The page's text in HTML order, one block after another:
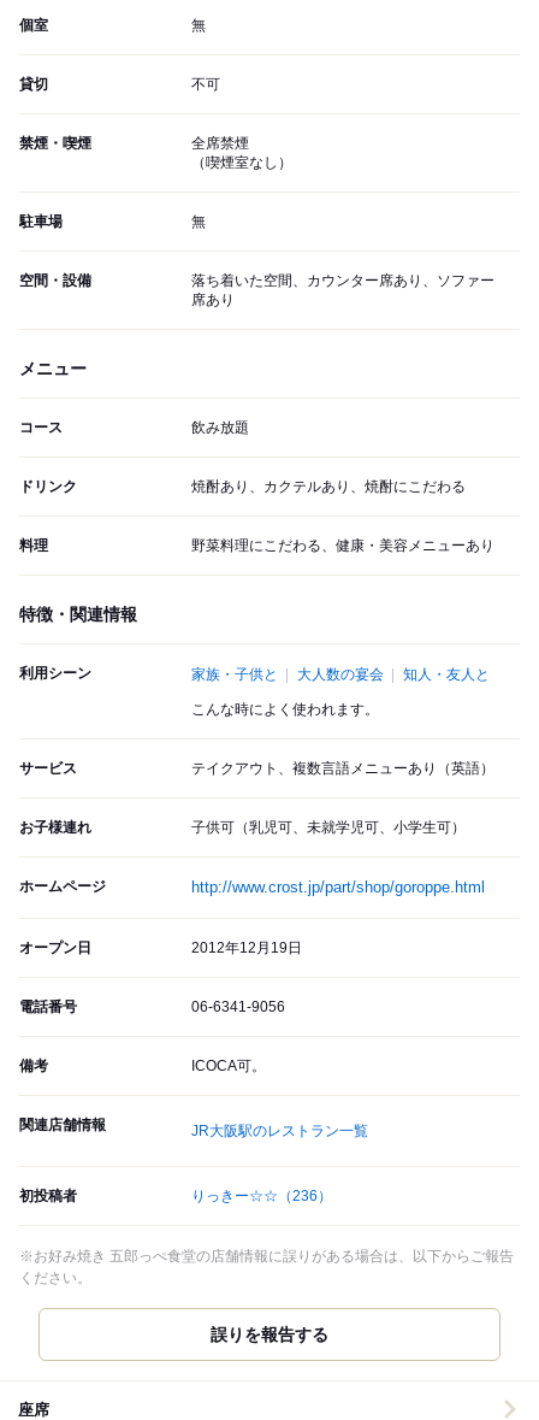
個室 無
貸切 不可
禁煙・喫煙
全席禁煙
（喫煙室なし）
駐車場 無
空間・設備
落ち着いた空間、カウンター席あり、ソファー
席あり
メニュー
コース 飲み放題
ドリンク 焼酎あり、カクテルあり、焼酎にこだわる
料理 野菜料理にこだわる、健康・美容メニューあり
特徴・関連情報
利用シーン 家族・子供と 大人数の宴会 知人・友人と
こんな時によく使われます。
サービス テイクアウト、複数言語メニューあり（英語）
お子様連れ 子供可（乳児可、未就学児可、小学生可）
ホームページ http://www.crost.jp/part/shop/goroppe.html
オープン日 2012年12月19日
電話番号 06-6341-9056
備考 ICOCA可。
関連店舗情報 JR大阪駅のレストラン一覧
初投稿者 りっきー☆☆ （236）
※お好み焼き 五郎っぺ食堂の店舗情報に誤りがある場合は、以下からご報告
ください。
誤りを報告する
座席